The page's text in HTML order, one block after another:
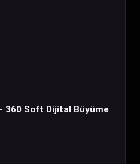
360 Soft Dijital Büyüme